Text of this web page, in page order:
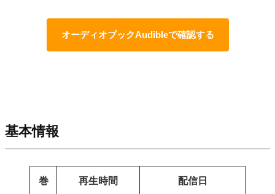
オーディオブックAudibleで確認する
基本情報
巻 再生時間 配信日